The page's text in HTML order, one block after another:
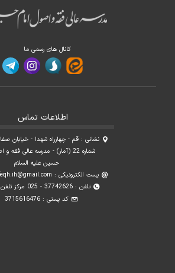
کانال های رسمی ما
اطلاعات تماس
نشانی : قم - چهارراه شهدا - خیابان
شماره 22 (آمار) - مدرسه عالی فقه
حسین علیه السلام
پست الکترونیکی :
تلفن : 37742626 - 025 مرکز تلفن مدرسه
کد پستی : 3715616476